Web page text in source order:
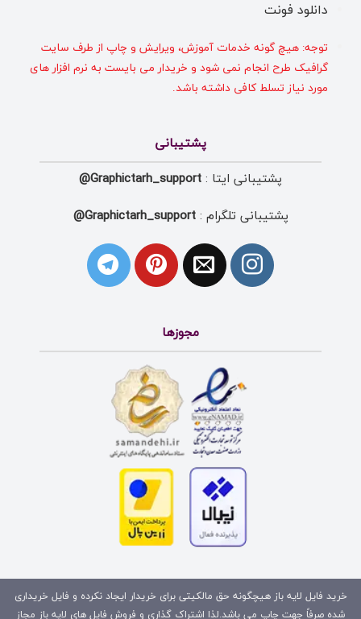
دانلود فونت
توجه: هیچ گونه خدمات آموزش، ویرایش و چاپ از طرف سایت
گرافیک طرح انجام نمی شود و خریدار می بایست به نرم افزار های
مورد نیاز تسلط کافی داشته باشد.
پشتیبانی
پشتیبانی ایتا : Graphictarh_support@
پشتیبانی تلگرام :Graphictarh_support@
مجوزها
خرید فایل لایه باز هیچگونه حق مالکیتی برای خریدار ایجاد نکرده و فایل خریداری
شده صرفاً جهت چاپ می باشد.لذا اشتراک گذاری و فروش فایل های لایه باز مجاز